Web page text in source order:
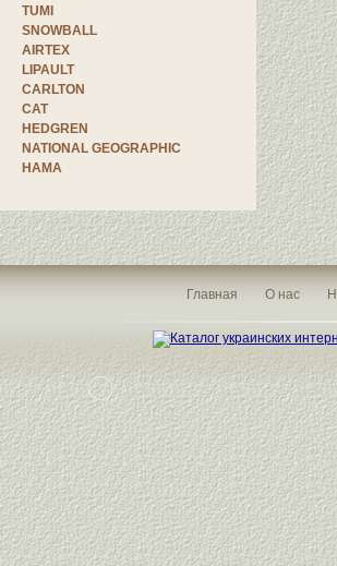
TUMI
SNOWBALL
AIRTEX
LIPAULT
CARLTON
CAT
HEDGREN
NATIONAL GEOGRAPHIC
HAMA
Главная О нас